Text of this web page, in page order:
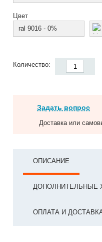
Цвет
ral 9016 - 0%
Количество:
Задать вопрос
Доставка или
ОПИСАНИЕ
ДОПОЛНИТЕЛЬНЫЕ
ОПЛАТА И